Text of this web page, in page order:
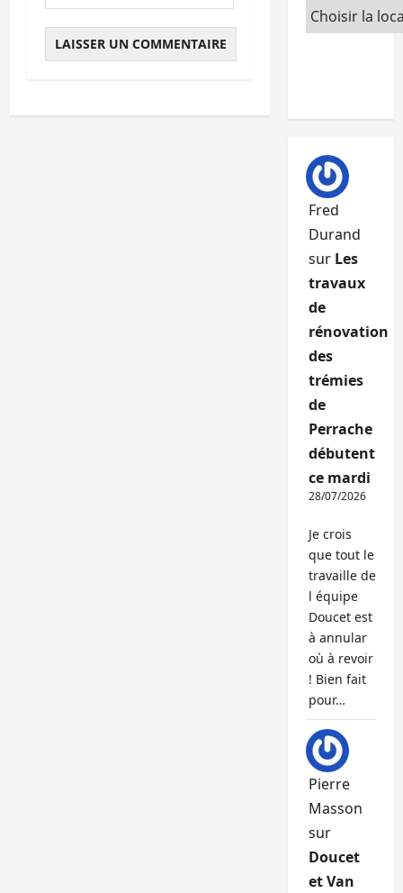
Fred
Durand
sur Les
travaux
de
rénovation
des
trémies
de
Perrache
débutent
ce mardi
28/07/2026
Je crois
que tout le
travaille de
l équipe
Doucet est
à annular
où à revoir
! Bien fait
pour…
Pierre
Masson
sur
Doucet
et Van